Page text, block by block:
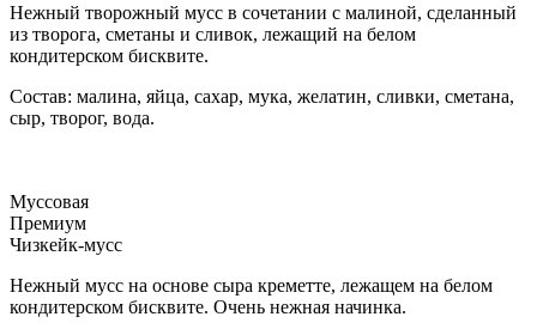
Нежный творожный мусс в сочетании с малиной, сделанный
из творога, сметаны и сливок, лежащий на белом
кондитерском бисквите.
Состав: малина, яйца, сахар, мука, желатин, сливки, сметана,
сыр, творог, вода.
Муссовая
Премиум
Чизкейк-мусс
Нежный мусс на основе сыра креметте, лежащем на белом
кондитерском бисквите. Очень нежная начинка.